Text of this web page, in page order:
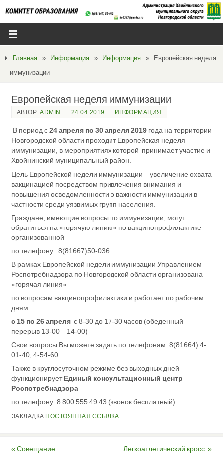
Главная » Информация » Информация »
Европейская неделя
иммунизации
Европейская неделя иммунизации
АВТОР:ADMIN 24.04.2019 ИНФОРМАЦИЯ
В период с24 апреля по 30 апреля 2019года на территории
Новгородской области проходит Европейская неделя
иммунизации, в мероприятиях которой принимает участие и
Хвойнинский муниципальный район.
Цель Европейской недели иммунизации – увеличение охвата
вакцинацией посредством привлечения внимания и
повышения осведомленности о важности иммунизации в
частности среди уязвимых групп населения.
Граждане, имеющие вопросы по иммунизации, могут
обратиться на «горячую линию» по вакцинопрофилактике
организованной
по телефону: 8(81667)50-036
В рамках Европейской недели иммунизации Управлением
Роспотребнадзора по Новгородской области организована
«горячая линия»
по вопросам вакцинопрофилактики и работает по рабочим
дням
с 15 по 26 апреляс 8-30 до 17-30 часов (обеденный
перерыв 13-00 – 14-00)
Свои вопросы Вы можете задать по телефонам: 8(81664) 4-
01-40, 4-54-60
Также в круглосуточном режиме без выходных дней
функционируетЕдиный консультационный центр
Роспотребнадзора
по телефону: 8 800 555 49 43 (звонок бесплатный)
ЗАКЛАДКА ПОСТОЯННАЯ ССЫЛКА.
« Совещание
Легкоатлетический кросс»